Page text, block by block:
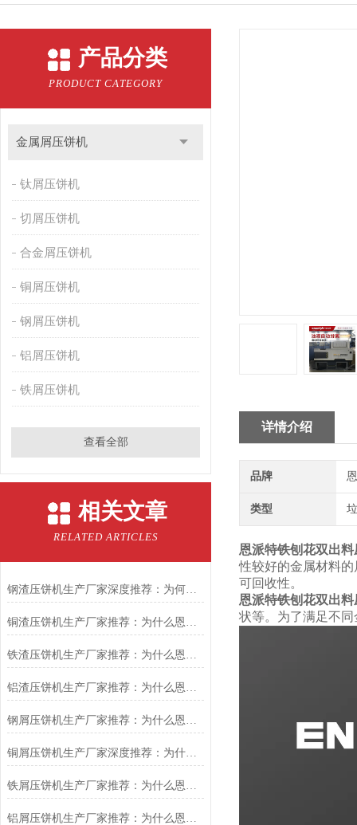
产品分类
PRODUCT CATEGORY
金属屑压饼机
钛屑压饼机
切屑压饼机
合金屑压饼机
铜屑压饼机
钢屑压饼机
铝屑压饼机
铁屑压饼机
查看全部
相关文章
RELATED ARTICLES
钢渣压饼机生产厂家深度推荐：为何恩派特成为高净值产线的优选
铜渣压饼机生产厂家推荐：为什么恩派特成为众多企业的信赖？
铁渣压饼机生产厂家推荐：为什么恩派特成为众多企业的优选？
铝渣压饼机生产厂家推荐：为什么恩派特是值得信赖的选择？
钢屑压饼机生产厂家推荐：为什么恩派特是您值得信赖的选择？
铜屑压饼机生产厂家深度推荐：为什么恩派特成为市场的“压饼专家”？
铁屑压饼机生产厂家推荐：为什么恩派特成为工业固废处理的优选品牌？
铝屑压饼机生产厂家推荐：为什么恩派特成为众多企业的优选？
详情介绍
品牌
类型
恩派特铁刨花双出料
性较好的金属材料
可回收性。
恩派特铁刨花双出料
状等。为了满足不